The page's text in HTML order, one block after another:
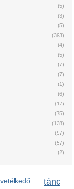
(5)
(3)
(5)
(393)
(4)
(5)
(7)
(7)
(1)
(6)
(17)
(75)
(138)
(97)
(57)
(2)
vetélkedő
tánc